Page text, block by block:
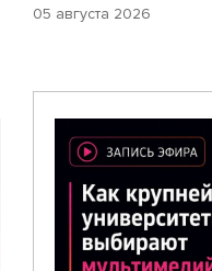
05 августа 2026